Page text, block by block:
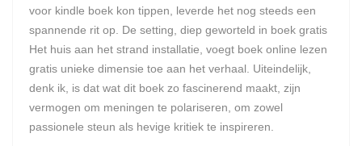
voor kindle boek kon tippen, leverde het nog steeds een
spannende rit op. De setting, diep geworteld in boek gratis
Het huis aan het strand installatie, voegt boek online lezen
gratis unieke dimensie toe aan het verhaal. Uiteindelijk,
denk ik, is dat wat dit boek zo fascinerend maakt, zijn
vermogen om meningen te polariseren, om zowel
passionele steun als hevige kritiek te inspireren.